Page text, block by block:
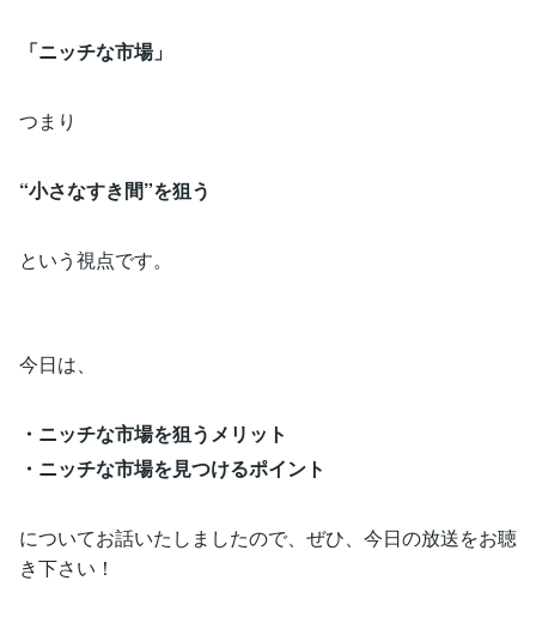
「ニッチな市場」
つまり
“小さなすき間”を狙う
という視点です。
今日は、
・ニッチな市場を狙うメリット
・ニッチな市場を見つけるポイント
についてお話いたしましたので、ぜひ、今日の放送をお聴
き下さい！